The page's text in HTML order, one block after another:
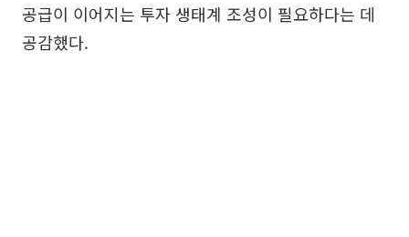
공급이 이어지는 투자 생태계 조성이 필요하다는 데
공감했다.